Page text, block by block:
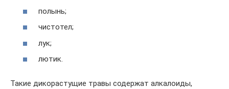
полынь;
чистотел;
лук;
лютик.
Такие дикорастущие травы содержат алкалоиды,